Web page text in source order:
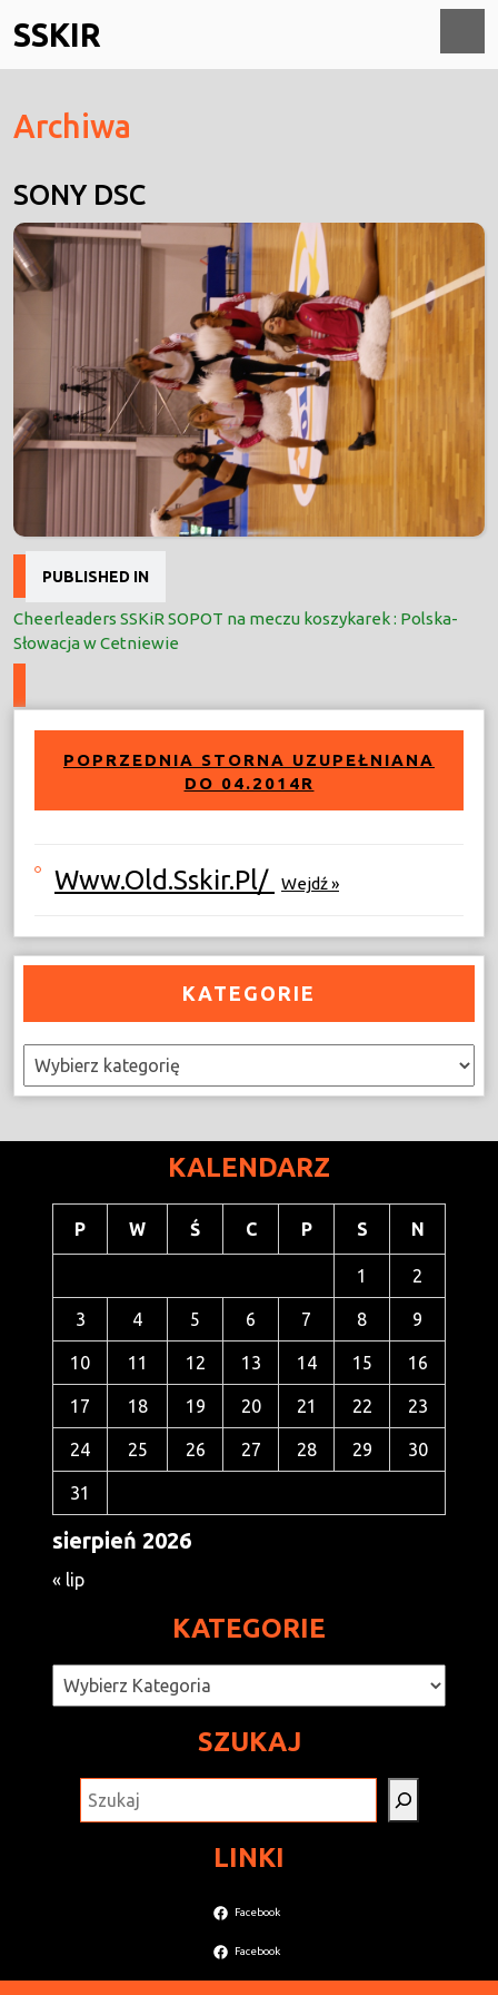
to
content
SSKIR
Archiwa
SONY DSC
Nawigacja
wpisu
PUBLISHED IN
Cheerleaders SSKiR SOPOT na meczu koszykarek : Polska-
Słowacja w Cetniewie
POPRZEDNIA STORNA UZUPEŁNIANA
DO 04.2014R
Www.old.sskir.pl/ Wejdź »
KATEGORIE
Kategorie
KALENDARZ
sierpień 2026
P W Ś C P S N
1 2
3 4 5 6 7 8 9
10 11 12 13 14 15 16
17 18 19 20 21 22 23
24 25 26 27 28 29 30
31
« lip
KATEGORIE
Kategorie
SZUKAJ
LINKI
Facebook
Facebook